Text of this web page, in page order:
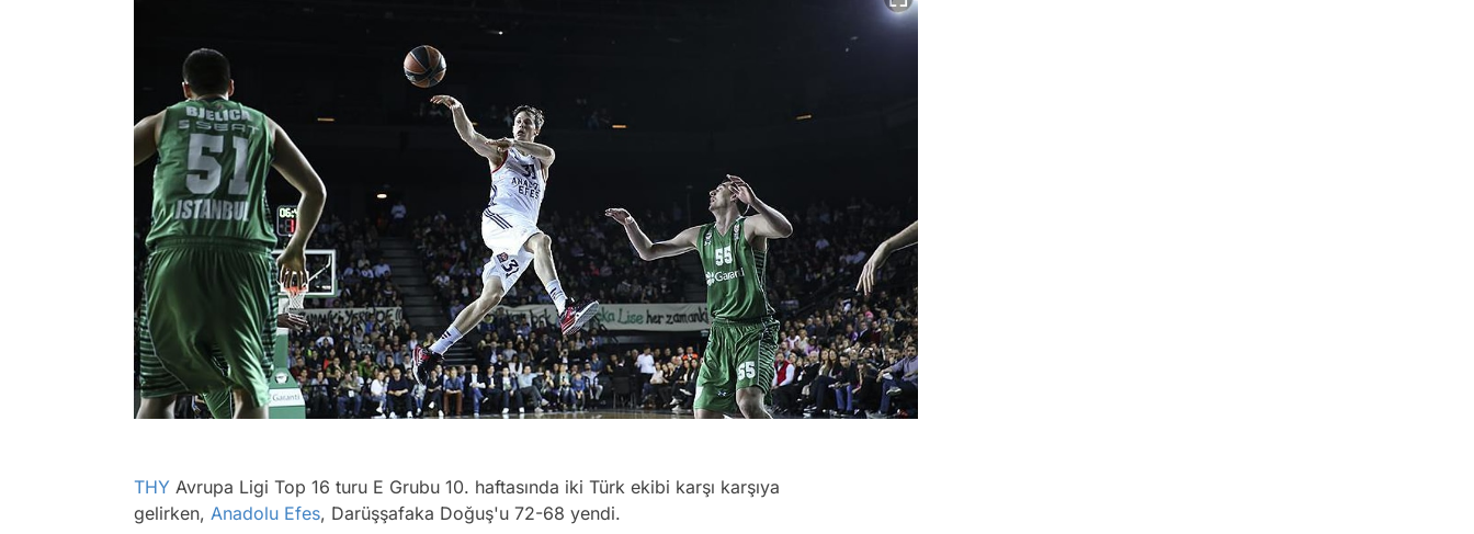
THY Avrupa Ligi Top 16 turu E Grubu 10. haftasında iki Türk ekibi karşı karşıya
gelirken, Anadolu Efes, Darüşşafaka Doğuş'u 72-68 yendi.